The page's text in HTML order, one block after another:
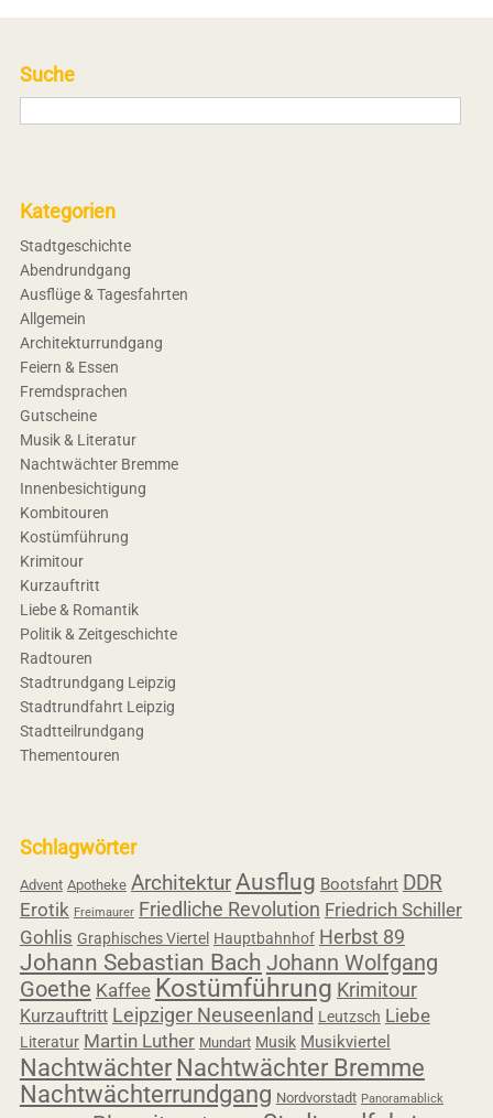
Suche
Kategorien
Stadtgeschichte
Abendrundgang
Ausflüge & Tagesfahrten
Allgemein
Architekturrundgang
Feiern & Essen
Fremdsprachen
Gutscheine
Musik & Literatur
Nachtwächter Bremme
Innenbesichtigung
Kombitouren
Kostümführung
Krimitour
Kurzauftritt
Liebe & Romantik
Politik & Zeitgeschichte
Radtouren
Stadtrundgang Leipzig
Stadtrundfahrt Leipzig
Stadtteilrundgang
Thementouren
Schlagwörter
Advent Apotheke ArchitekturAusflug Bootsfahrt DDR
Erotik Freimaurer Friedliche Revolution Friedrich Schiller
Gohlis Graphisches Viertel Hauptbahnhof Herbst 89
Johann Sebastian Bach Johann Wolfgang
Goethe Kaffee Kostümführung Krimitour
Kurzauftritt Leipziger Neuseenland Leutzsch Liebe
Literatur Martin Luther Mundart Musik Musikviertel
NachtwächterNachtwächter Bremme
Nachtwächterrundgang Nordvorstadt Panoramablick